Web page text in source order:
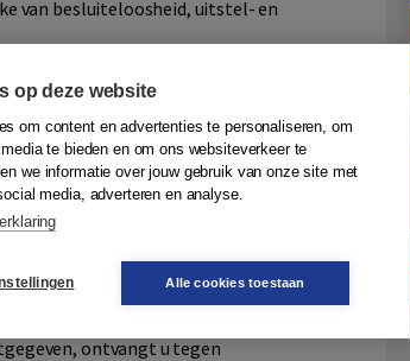
van besluiteloosheid, uitstel- en
wijze behandelingsmethoden en
Naast informatie over gezonde en
geleidelijk zelf leren doorbreken van
aan meer evenwicht,
reeks zijn zowel voor de professional
stoornissen.Met een
korting. Ook alle volgende boeken
ontvangt u tegen
op deze website
om content en advertenties te personaliseren, om
te bieden en om ons websiteverkeer te
we informatie over jouw gebruik van onze site met
media, adverteren en analyse.
Alle cookies toestaan